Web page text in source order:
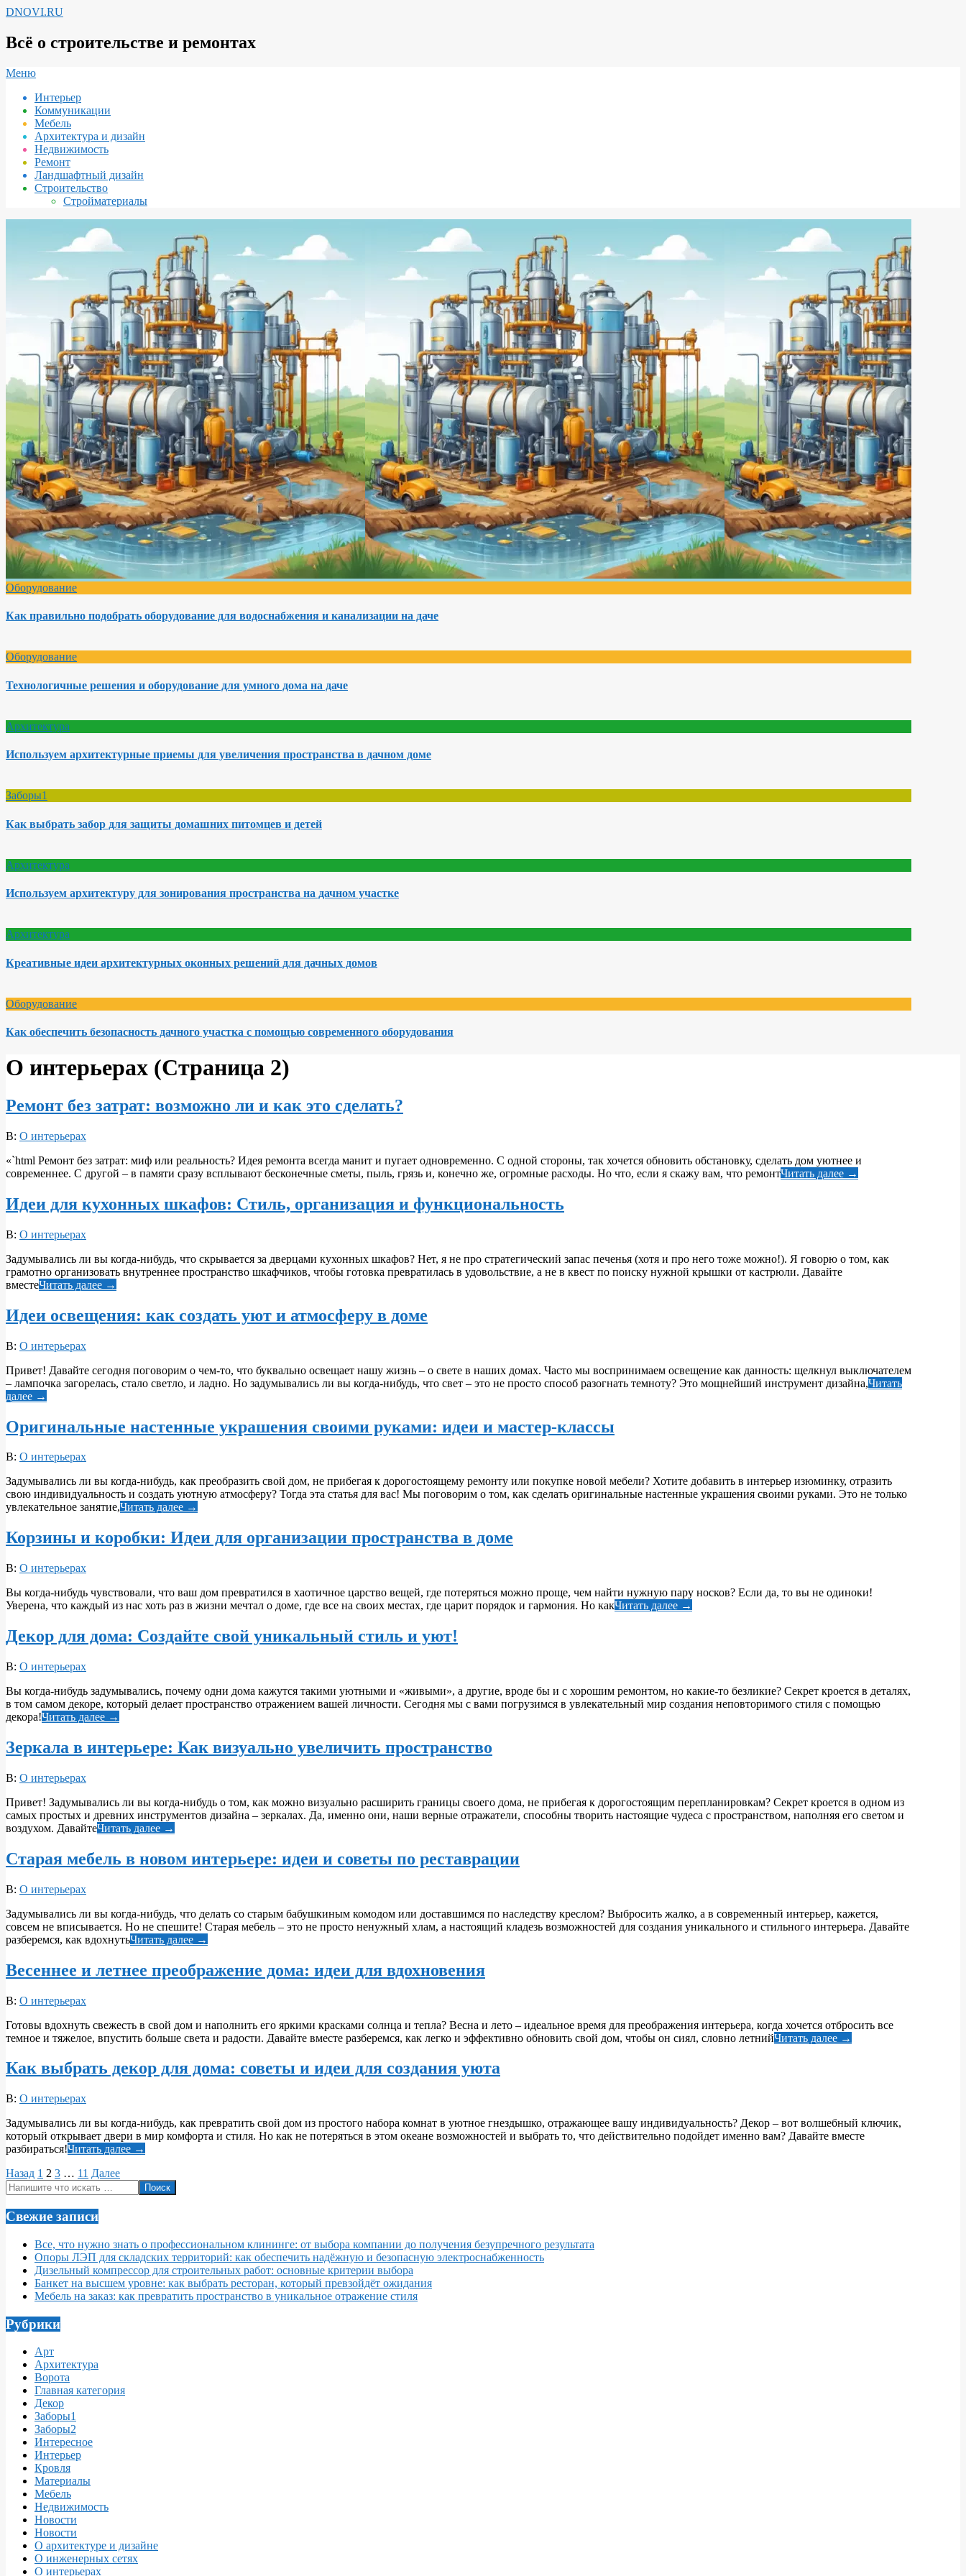
Перейти
содержимому
DNOVI.RU
Всё о строительстве и ремонтах
Вторичное
навигации
Меню
Интерьер
Коммуникации
Мебель
Архитектура и дизайн
Недвижимость
Ремонт
Ландшафтный дизайн
Строительство
Стройматериалы
Оборудование
Как правильно подобрать оборудование для водоснабжения и канализации на даче
Оборудование
Технологичные решения и оборудование для умного дома на даче
Архитектура
Используем архитектурные приемы для увеличения пространства в дачном доме
Заборы1
Как выбрать забор для защиты домашних питомцев и детей
Архитектура
Используем архитектуру для зонирования пространства на дачном участке
Архитектура
Креативные идеи архитектурных оконных решений для дачных домов
Оборудование
Как обеспечить безопасность дачного участка с помощью современного оборудования
О интерьерах (Страница 2)
Ремонт без затрат: возможно ли и как это сделать?
2025-
07
В: О интерьерах
«`html Ремонт без затрат: миф или реальность? Идея ремонта всегда манит и пугает одновременно. С одной стороны, так хочется обновить обстановку, сделать дом уютнее и
современнее. С другой – в памяти сразу всплывают бесконечные сметы, пыль, грязь и, конечно же, огромные расходы. Но что, если я скажу вам, что ремонтЧитать далее →
Идеи для кухонных шкафов: Стиль, организация и функциональность
2025-
07
В: О интерьерах
Задумывались ли вы когда-нибудь, что скрывается за дверцами кухонных шкафов? Нет, я не про стратегический запас печенья (хотя и про него тоже можно!). Я говорю о том, как
грамотно организовать внутреннее пространство шкафчиков, чтобы готовка превратилась в удовольствие, а не в квест по поиску нужной крышки от кастрюли. Давайте
вместеЧитать далее →
Идеи освещения: как создать уют и атмосферу в доме
2025-
07
В: О интерьерах
Привет! Давайте сегодня поговорим о чем-то, что буквально освещает нашу жизнь – о свете в наших домах. Часто мы воспринимаем освещение как данность: щелкнул выключателем
– лампочка загорелась, стало светло, и ладно. Но задумывались ли вы когда-нибудь, что свет – это не просто способ разогнать темноту? Это мощнейший инструмент дизайна,Читать
далее →
Оригинальные настенные украшения своими руками: идеи и мастер-классы
2025-
07
В: О интерьерах
Задумывались ли вы когда-нибудь, как преобразить свой дом, не прибегая к дорогостоящему ремонту или покупке новой мебели? Хотите добавить в интерьер изюминку, отразить
свою индивидуальность и создать уютную атмосферу? Тогда эта статья для вас! Мы поговорим о том, как сделать оригинальные настенные украшения своими руками. Это не только
увлекательное занятие,Читать далее →
Корзины и коробки: Идеи для организации пространства в доме
2025-
07
В: О интерьерах
Вы когда-нибудь чувствовали, что ваш дом превратился в хаотичное царство вещей, где потеряться можно проще, чем найти нужную пару носков? Если да, то вы не одиноки!
Уверена, что каждый из нас хоть раз в жизни мечтал о доме, где все на своих местах, где царит порядок и гармония. Но какЧитать далее →
Декор для дома: Создайте свой уникальный стиль и уют!
2025-
07
В: О интерьерах
Вы когда-нибудь задумывались, почему одни дома кажутся такими уютными и «живыми», а другие, вроде бы и с хорошим ремонтом, но какие-то безликие? Секрет кроется в деталях,
в том самом декоре, который делает пространство отражением вашей личности. Сегодня мы с вами погрузимся в увлекательный мир создания неповторимого стиля с помощью
декора!Читать далее →
Зеркала в интерьере: Как визуально увеличить пространство
2025-
07
В: О интерьерах
Привет! Задумывались ли вы когда-нибудь о том, как можно визуально расширить границы своего дома, не прибегая к дорогостоящим перепланировкам? Секрет кроется в одном из
самых простых и древних инструментов дизайна – зеркалах. Да, именно они, наши верные отражатели, способны творить настоящие чудеса с пространством, наполняя его светом и
воздухом. ДавайтеЧитать далее →
Старая мебель в новом интерьере: идеи и советы по реставрации
2025-
07
В: О интерьерах
Задумывались ли вы когда-нибудь, что делать со старым бабушкиным комодом или доставшимся по наследству креслом? Выбросить жалко, а в современный интерьер, кажется,
совсем не вписывается. Но не спешите! Старая мебель – это не просто ненужный хлам, а настоящий кладезь возможностей для создания уникального и стильного интерьера. Давайте
разберемся, как вдохнутьЧитать далее →
Весеннее и летнее преображение дома: идеи для вдохновения
2025-
07
В: О интерьерах
Готовы вдохнуть свежесть в свой дом и наполнить его яркими красками солнца и тепла? Весна и лето – идеальное время для преображения интерьера, когда хочется отбросить все
темное и тяжелое, впустить больше света и радости. Давайте вместе разберемся, как легко и эффективно обновить свой дом, чтобы он сиял, словно летнийЧитать далее →
Как выбрать декор для дома: советы и идеи для создания уюта
2025-
06
В: О интерьерах
Задумывались ли вы когда-нибудь, как превратить свой дом из простого набора комнат в уютное гнездышко, отражающее вашу индивидуальность? Декор – вот волшебный ключик,
который открывает двери в мир комфорта и стиля. Но как не потеряться в этом океане возможностей и выбрать то, что действительно подойдет именно вам? Давайте вместе
разбираться!Читать далее →
Пагинация
записей
Назад 1 2 3 … 11 Далее
Поиск
Свежие записи
Все, что нужно знать о профессиональном клининге: от выбора компании до получения безупречного результата
Опоры ЛЭП для складских территорий: как обеспечить надёжную и безопасную электроснабженность
Дизельный компрессор для строительных работ: основные критерии выбора
Банкет на высшем уровне: как выбрать ресторан, который превзойдёт ожидания
Мебель на заказ: как превратить пространство в уникальное отражение стиля
Рубрики
Арт
Архитектура
Ворота
Главная категория
Декор
Заборы1
Заборы2
Интересное
Интерьер
Кровля
Материалы
Мебель
Недвижимость
Новости
Новости
О архитектуре и дизайне
О инженерных сетях
О интерьерах